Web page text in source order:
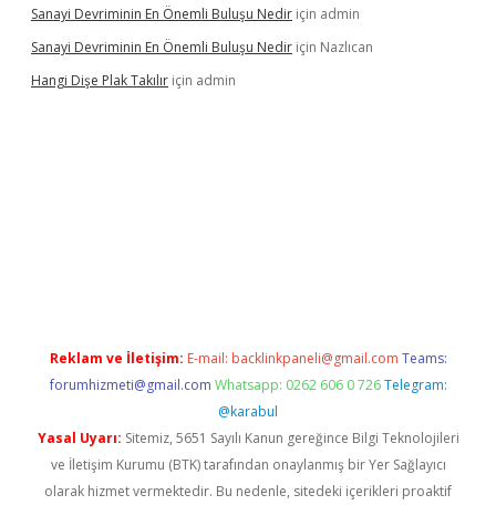
Sanayi Devriminin En Önemli Buluşu Nedir için admin
Sanayi Devriminin En Önemli Buluşu Nedir için Nazlıcan
Hangi Dişe Plak Takılır için admin
Reklam ve İletişim: E-mail: backlinkpaneli@gmail.com Teams:
forumhizmeti@gmail.com Whatsapp: 0262 606 0 726 Telegram:
@karabul
Yasal Uyarı: Sitemiz, 5651 Sayılı Kanun gereğince Bilgi Teknolojileri
ve İletişim Kurumu (BTK) tarafından onaylanmış bir Yer Sağlayıcı
olarak hizmet vermektedir. Bu nedenle, sitedeki içerikleri proaktif